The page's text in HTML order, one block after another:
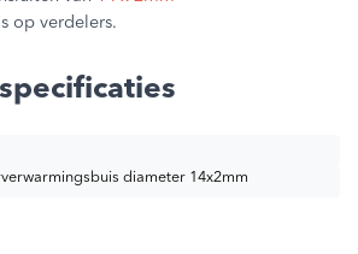
op verdelers.
diameter 14x2mm